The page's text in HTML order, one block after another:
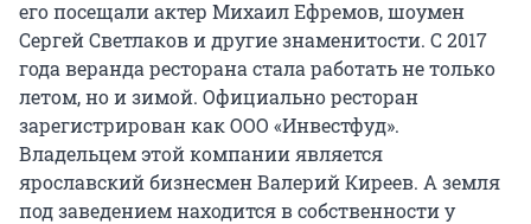
его посещали актер Михаил Ефремов, шоумен
Сергей Светлаков и другие знаменитости. С 2017
года веранда ресторана стала работать не только
летом, но и зимой. Официально ресторан
зарегистрирован как ООО «Инвестфуд».
Владельцем этой компании является
ярославский бизнесмен Валерий Киреев. А земля
под заведением находится в собственности у